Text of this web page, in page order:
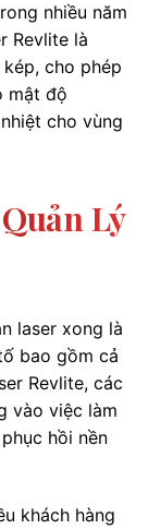
nhiều năm
Revlite là
cho phép
mật độ
cho vùng
Lý
laser xong là
bao gồm cả
Revlite, các
vào việc làm
hồi nền
khách hàng